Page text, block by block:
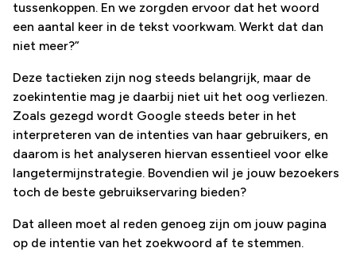
tussenkoppen. En we zorgden ervoor dat het woord
een aantal keer in de tekst voorkwam. Werkt dat dan
niet meer?”
Deze tactieken zijn nog steeds belangrijk, maar de
zoekintentie mag je daarbij niet uit het oog verliezen.
Zoals gezegd wordt Google steeds beter in het
interpreteren van de intenties van haar gebruikers, en
daarom is het analyseren hiervan essentieel voor elke
langetermijnstrategie. Bovendien wil je jouw bezoekers
toch de beste gebruikservaring bieden?
Dat alleen moet al reden genoeg zijn om jouw pagina
op de intentie van het zoekwoord af te stemmen.